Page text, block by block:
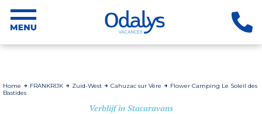
Home FRANKRIJK Zuid-West Cahuzac sur Vère
Flower Camping Le Soleil des
Bastides
Verblijf in Stacaravans